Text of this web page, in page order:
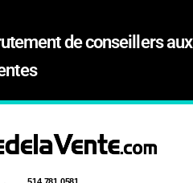
de conseillers aux